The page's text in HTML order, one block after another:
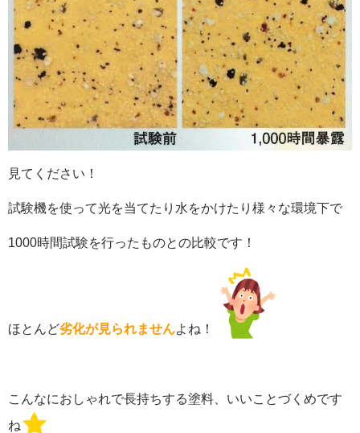
見てください！
試験機を使って光を当てたり水をかけたり様々な環境下で
1000時間試験を行ったものとの比較です！
ほとんど劣化が見られませんよね！
こんなにおしゃれで長持ちする塗料、いいことづくめです
ね